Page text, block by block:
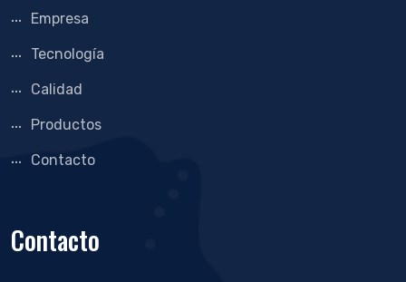
Empresa
Tecnología
Calidad
Productos
Contacto
Contacto